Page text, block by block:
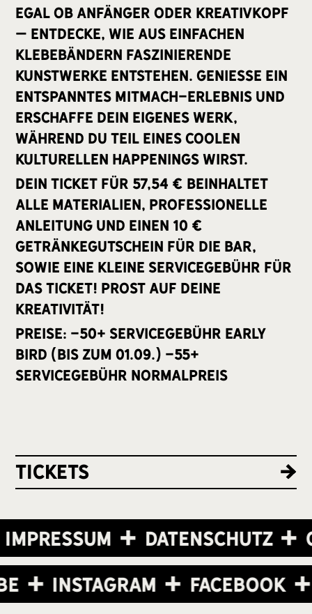
Egal ob Anfänger oder Kreativkopf
– entdecke, wie aus einfachen
Klebebändern faszinierende
Kunstwerke entstehen. Genieße ein
entspanntes Mitmach-Erlebnis und
erschaffe dein eigenes Werk,
während du Teil eines coolen
kulturellen Happenings wirst.
Dein Ticket für 57,54 € beinhaltet
alle Materialien, professionelle
Anleitung und einen 10 €
Getränkegutschein für die Bar,
sowie eine kleine Servicegebühr für
das Ticket! Prost auf deine
Kreativität!
Preise: -50+ Servicegebühr early
Bird (bis zum 01.09.) -55+
Servicegebühr Normalpreis
Tickets
Datenschutz
Instagram Facebook